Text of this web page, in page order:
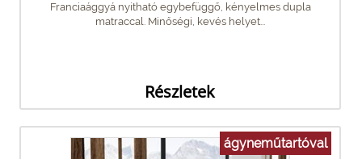
Franciaággyá nyitható egybefüggő, kényelmes dupla
matraccal. Minőségi, kevés helyet...
Részletek
ágyneműtartóval